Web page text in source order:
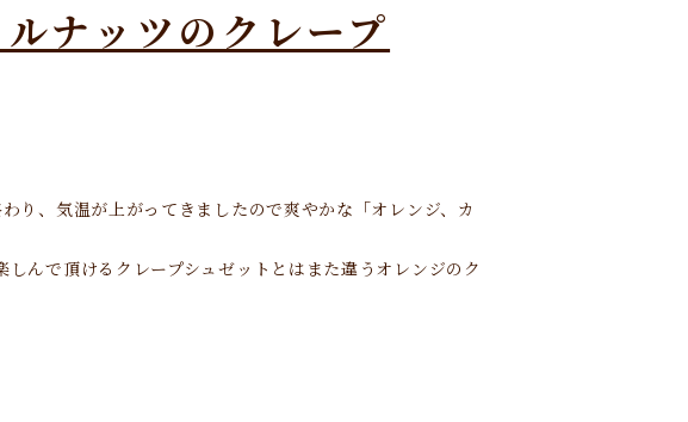
ナッツのクレープ
り、気温が上がってきましたので爽やかな「オレンジ、カ
んで頂けるクレープシュゼットとはまた違うオレンジのク